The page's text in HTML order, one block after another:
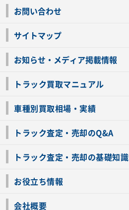
お問い合わせ
サイトマップ
お知らせ・メディア掲載情報
トラック買取マニュアル
車種別買取相場・実績
トラック査定・売却のQ&A
トラック査定・売却の基礎知識
お役立ち情報
会社概要